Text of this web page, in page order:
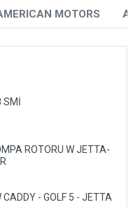
MOTORS
SMİ
ROTORU W JETTA-
CADDY - GOLF 5 - JETTA